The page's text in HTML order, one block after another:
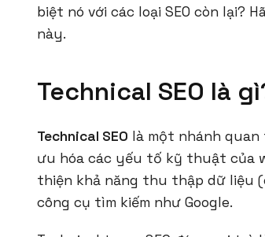
biệt nó với các loại SEO còn lại?
này.
Technical SEO là
Technical SEO là một nhánh
ưu hóa các yếu tố kỹ thuật của
thiện khả năng thu thập dữ liệu
công cụ tìm kiếm như Google.